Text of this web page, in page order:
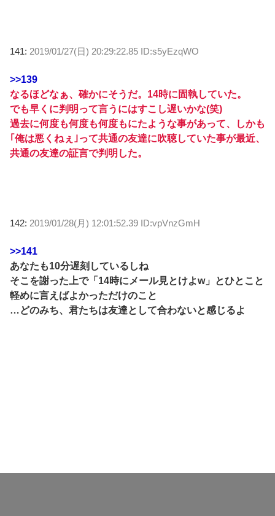
141: 2019/01/27(日) 20:29:22.85 ID:s5yEzqWO
>>139
なるほどなぁ、確かにそうだ。14時に固執していた。
でも早くに判明って言うにはすこし遅いかな(笑)
過去に何度も何度も何度もにたような事があって、しかも
｢俺は悪くねぇ｣って共通の友達に吹聴していた事が最近、
共通の友達の証言で判明した。
142: 2019/01/28(月) 12:01:52.39 ID:vpVnzGmH
>>141
あなたも10分遅刻しているしね
そこを謝った上で「14時にメール見とけよw」とひとこと
軽めに言えばよかっただけのこと
…どのみち、君たちは友達として合わないと感じるよ